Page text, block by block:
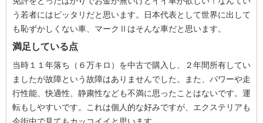
う若者にはピッタリだと思います。日本代表として世界に出して
も恥ずかしくない車、マークⅡはそんな車だと思います。
満足している点
当時１１年落ち（６万キロ）を中古で購入し、２年間所有してい
ましたが故障という故障はありませんでした。また、パワーや走
行性能、快適性、静粛性なども不満に思ったことはないです。運
転もしやすいです。これは個人的な好みですが、エクステリアも